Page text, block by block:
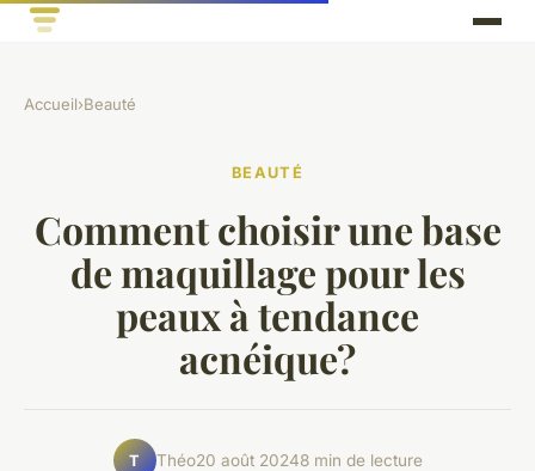
Accueil›Beauté
BEAUTÉ
Comment choisir une base
de maquillage pour les
peaux à tendance
acnéique?
T Théo20 août 20248 min de lecture